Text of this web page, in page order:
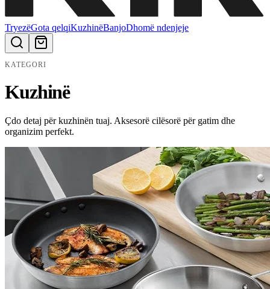
TryezëGota qelqiKuzhinëBanjoDhomë ndenjeje
KATEGORI
Kuzhinë
Çdo detaj për kuzhinën tuaj. Aksesorë cilësorë për gatim dhe
organizim perfekt.